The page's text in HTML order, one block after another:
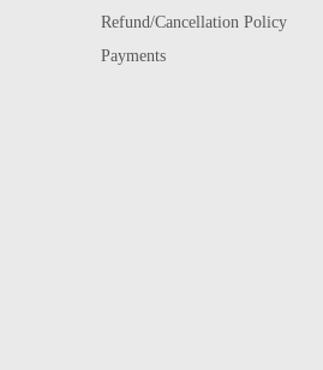
Refund/Cancellation Policy
Payments